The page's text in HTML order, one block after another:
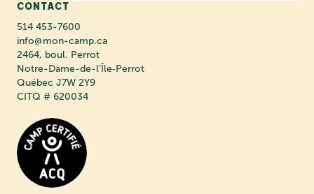
Contact
514 453-7600
info@mon-camp.ca
2464, boul. Perrot
Notre-Dame-de-l’Île‑Perrot
Québec J7W 2Y9
CITQ # 620034